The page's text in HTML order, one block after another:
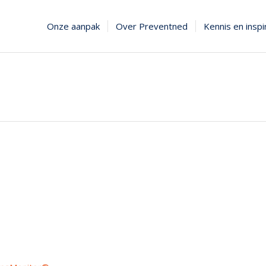
Onze aanpak Over Preventned Kennis en